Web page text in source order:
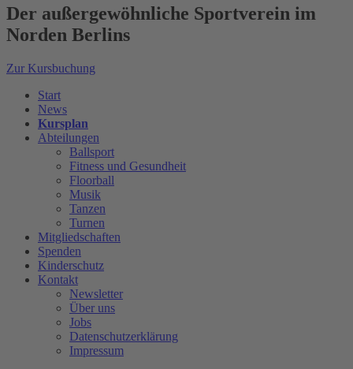
Der außergewöhnliche Sportverein im
Norden Berlins
Zur Kursbuchung
Start
News
Kursplan
Abteilungen
Ballsport
Fitness und Gesundheit
Floorball
Musik
Tanzen
Turnen
Mitgliedschaften
Spenden
Kinderschutz
Kontakt
Newsletter
Über uns
Jobs
Datenschutzerklärung
Impressum